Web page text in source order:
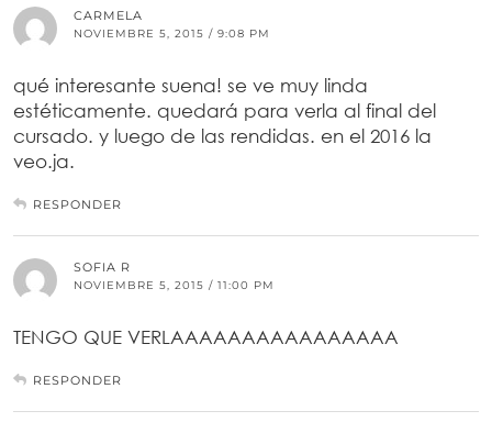
CARMELA
NOVIEMBRE 5, 2015 / 9:08 PM
qué interesante suena! se ve muy linda
estéticamente. quedará para verla al final del
cursado. y luego de las rendidas. en el 2016 la
veo.ja.
RESPONDER
SOFIA R
NOVIEMBRE 5, 2015 / 11:00 PM
TENGO QUE VERLAAAAAAAAAAAAAAAA
RESPONDER